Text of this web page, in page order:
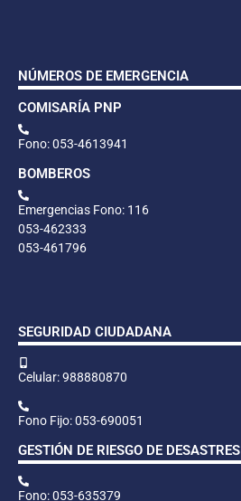
NÚMEROS DE EMERGENCIA
COMISARÍA PNP
Fono: 053-4613941
BOMBEROS
Emergencias Fono: 116
053-462333
053-461796
SEGURIDAD CIUDADANA
Celular: 988880870
Fono Fijo: 053-690051
GESTIÓN DE RIESGO DE DESASTRES
Fono: 053-635379